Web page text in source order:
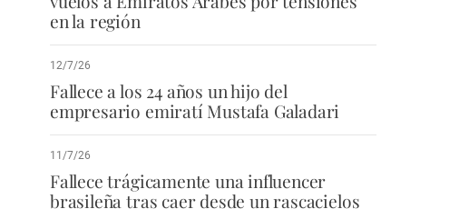
en la región
12/7/26
Fallece a los 24 años un hijo del
empresario emiratí Mustafa Galadari
11/7/26
Fallece trágicamente una influencer
brasileña tras caer desde un rascacielos